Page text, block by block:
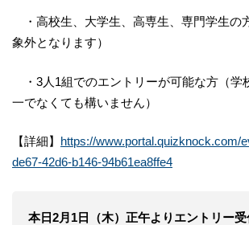
・高校生、大学生、高専生、専門学生の
象外となります）
・3人1組でのエントリーが可能な方（学
一でなくても構いません）
【詳細】 https://www.portal.quizknock.com/
de67-42d6-b146-94b61ea8ffe4
本日2月1日（木）正午よりエントリー受